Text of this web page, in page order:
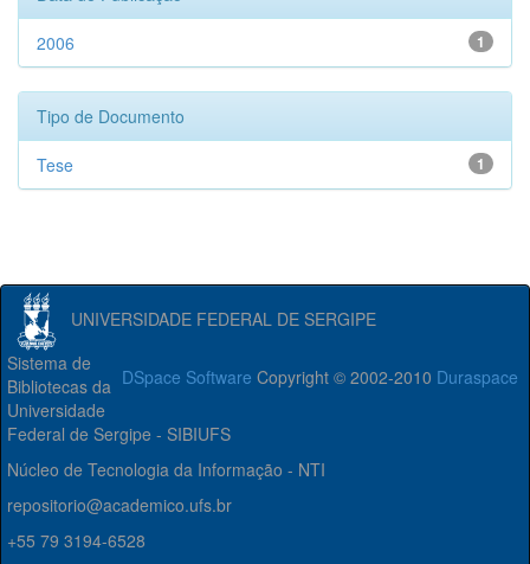
1
2006
Tipo de Documento
1
Tese
UNIVERSIDADE FEDERAL DE SERGIPE
DSpace Software Copyright © 2002-2010 Duraspace
Sistema de
Bibliotecas da
Universidade
Federal de Sergipe - SIBIUFS
Núcleo de Tecnologia da Informação - NTI
repositorio@academico.ufs.br
+55 79 3194-6528